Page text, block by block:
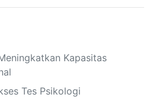
Kapasitas
Tes Psikologi